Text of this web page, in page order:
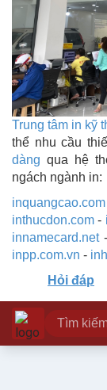
Trung tâm in kỹ
thể nhu cầu
dàng qua hệ
ngách ngành in:
inquangcao.com
inthucdon.com -
innamecard.net-
inpp.com.vn -
Hỏi đáp